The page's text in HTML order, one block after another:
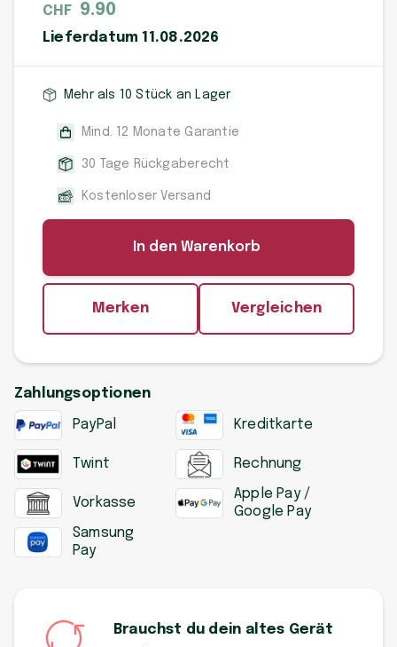
CHF 9.90
Lieferdatum 11.08.2026
Mehr als 10 Stück an Lager
Mind. 12 Monate Garantie
30 Tage Rückgaberecht
Kostenloser Versand
In den Warenkorb
Merken Vergleichen
Zahlungsoptionen
PayPal Kreditkarte
Twint Rechnung
Vorkasse
Apple Pay /
Google Pay
Samsung
Pay
Brauchst du dein altes Gerät